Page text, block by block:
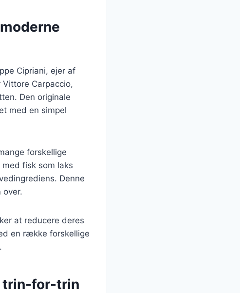
Cipriani, ejer af
Carpaccio,
Den originale
med en simpel
forskellige
fisk som laks
Denne
over.
at reducere deres
en række forskellige
trin-for-trin